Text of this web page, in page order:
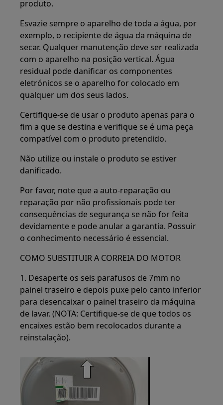
produto.
Esvazie sempre o aparelho de toda a água, por
exemplo, o recipiente de água da máquina de
secar. Qualquer manutenção deve ser realizada
com o aparelho na posição vertical. Água
residual pode danificar os componentes
eletrónicos se o aparelho for colocado em
qualquer um dos seus lados.
Certifique-se de usar o produto apenas para o
fim a que se destina e verifique se é uma peça
compatível com o produto pretendido.
Não utilize ou instale o produto se estiver
danificado.
Por favor, note que a auto-reparação ou
reparação por não profissionais pode ter
consequências de segurança se não for feita
devidamente e pode anular a garantia. Possuir
o conhecimento necessário é essencial.
COMO SUBSTITUIR A CORREIA DO MOTOR
1. Desaperte os seis parafusos de 7mm no
painel traseiro e depois puxe pelo canto inferior
para desencaixar o painel traseiro da máquina
de lavar. (NOTA: Certifique-se de que todos os
encaixes estão bem recolocados durante a
reinstalação).